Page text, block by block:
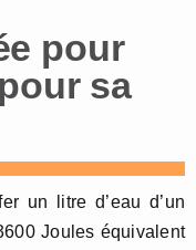
pour
sa
un litre d’eau d’un
Joules équivalent